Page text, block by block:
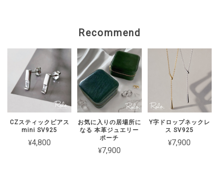
がショップのお問い合わせよりご連絡い
【Roloアクセサリー】ギフトラッピング ivory
ワインレッド（期間限定）
2026/02/15
2週間経たずでチェーンがちぎれてしまった 彼女とお揃いで買ったの
に残念です
Recommend
CZスティックピアス
mini SV925
¥4,800
お気に入りの居場所に
なる 本革ジュエリー
ポーチ
¥7,900
Y字ドロップネックレ
ス SV925
¥7,900